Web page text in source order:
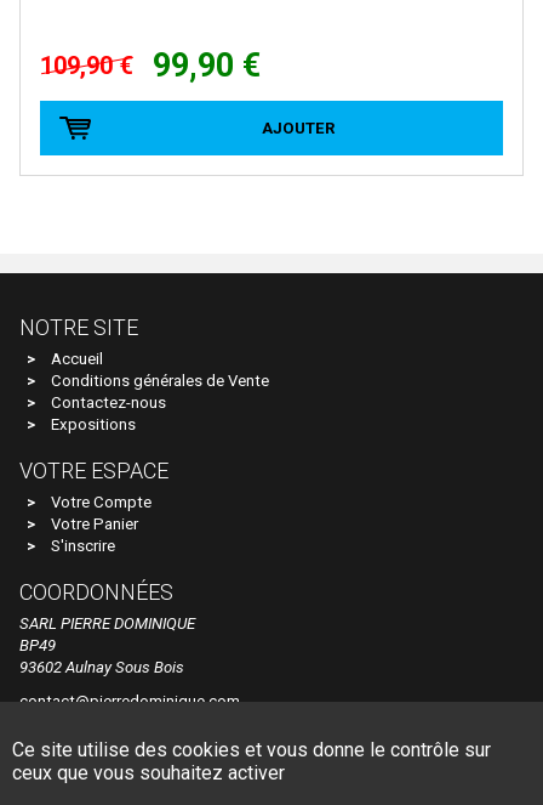
HOBBY66
HOCHSTRASSER
HOLLAND RAIL
IBERTREN
IGRA
IHC
IMC MODELS
INTERFER
INTERMOUNTAIN
ITALERI
JAERGERNDORFER
JCR
109,90 € 99,90 €
AJOUTER
NOTRE SITE
Accueil
Conditions générales de Vente
Contactez-nous
Expositions
VOTRE ESPACE
Votre Compte
Votre Panier
S'inscrire
COORDONNÉES
SARL PIERRE DOMINIQUE
BP49
93602 Aulnay Sous Bois
contact@pierredominique.com
© Pierre Dominique Made by Dune Gestion
Ce site utilise des cookies et vous donne le contrôle sur
ceux que vous souhaitez activer